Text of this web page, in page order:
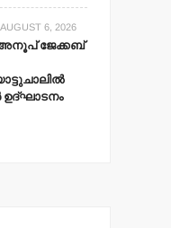
AUGUST 6, 2026
അനൂപ് ജേക്കബ്
ഉദ്ഘാടനം